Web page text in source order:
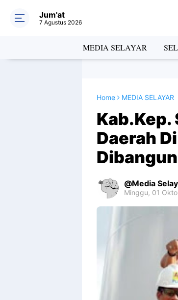
Jum'at
7 Agustus 2026
MEDIA SELAYAR
Home MEDIA SELAYAR
Kab.Kep.
Daerah
Media
Minggu, 01